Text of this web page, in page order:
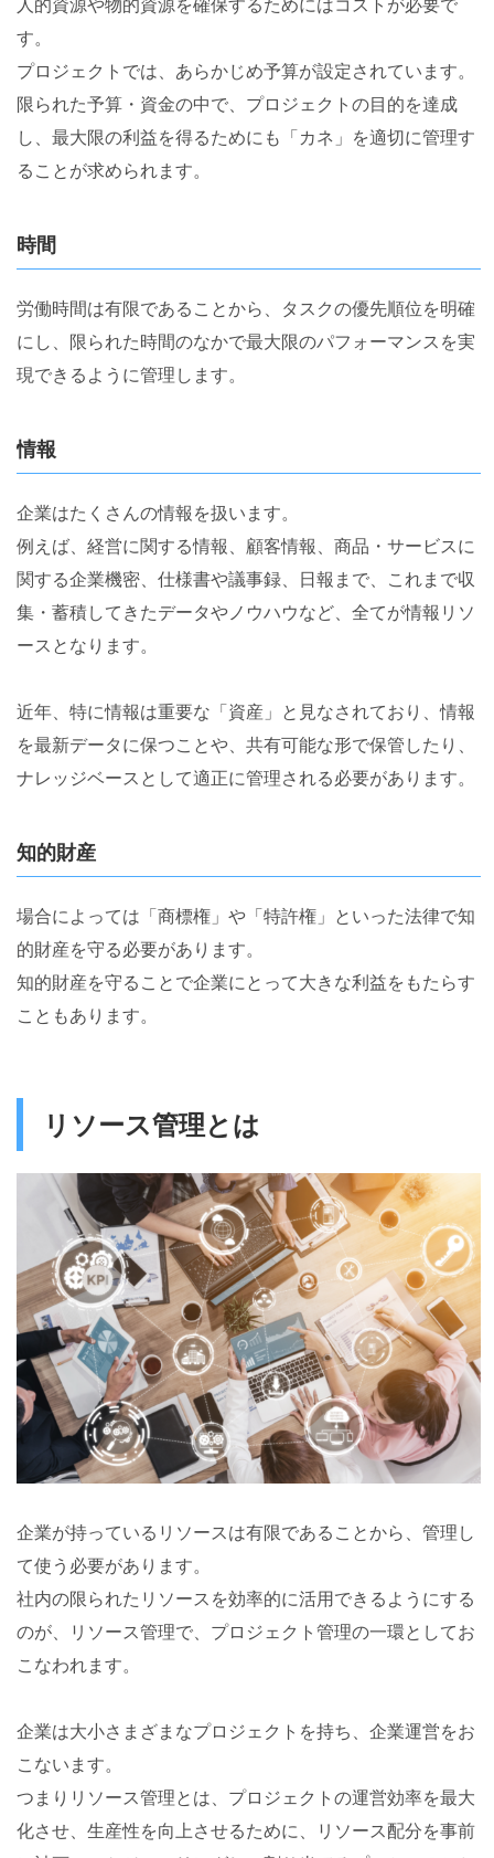
す。
プロジェクトでは、あらかじめ予算が設定されています。
限られた予算・資金の中で、プロジェクトの目的を達成
し、最大限の利益を得るためにも「カネ」を適切に管理す
ることが求められます。
時間
労働時間は有限であることから、タスクの優先順位を明確
にし、限られた時間のなかで最大限のパフォーマンスを実
現できるように管理します。
情報
企業はたくさんの情報を扱います。
例えば、経営に関する情報、顧客情報、商品・サービスに
関する企業機密、仕様書や議事録、日報まで、これまで収
集・蓄積してきたデータやノウハウなど、全てが情報リソ
ースとなります。
近年、特に情報は重要な「資産」と見なされており、情報
を最新データに保つことや、共有可能な形で保管したり、
ナレッジベースとして適正に管理される必要があります。
知的財産
場合によっては「商標権」や「特許権」といった法律で知
的財産を守る必要があります。
知的財産を守ることで企業にとって大きな利益をもたらす
こともあります。
リソース管理とは
企業が持っているリソースは有限であることから、管理し
て使う必要があります。
社内の限られたリソースを効率的に活用できるようにする
のが、リソース管理で、プロジェクト管理の一環としてお
こなわれます。
企業は大小さまざまなプロジェクトを持ち、企業運営をお
こないます。
つまりリソース管理とは、プロジェクトの運営効率を最大
化させ、生産性を向上させるために、リソース配分を事前